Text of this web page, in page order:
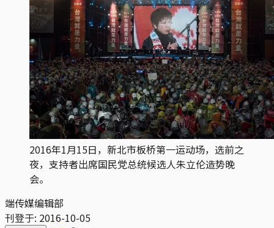
2016年1月15日，新北市板桥第一运动场，选前之
夜，支持者出席国民党总统候选人朱立伦造势晚
会。
端传媒编辑部
刊登于: 2016-10-05